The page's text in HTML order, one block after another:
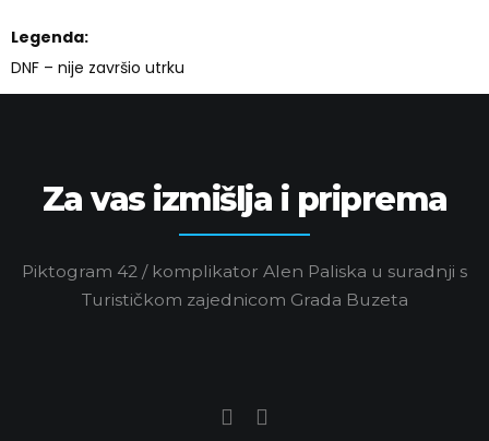
Legenda:
DNF – nije završio utrku
Za vas izmišlja i priprema
Piktogram 42 / komplikator Alen Paliska u suradnji s
Turističkom zajednicom Grada Buzeta